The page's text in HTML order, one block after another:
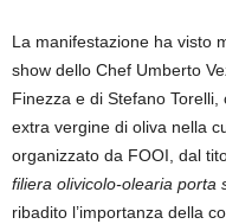
La manifestazione ha visto
show dello Chef Umberto
Finezza e di Stefano Torelli,
extra vergine di oliva nella
organizzato da FOOI, dal
filiera olivicolo-olearia porta
ribadito l’importanza della